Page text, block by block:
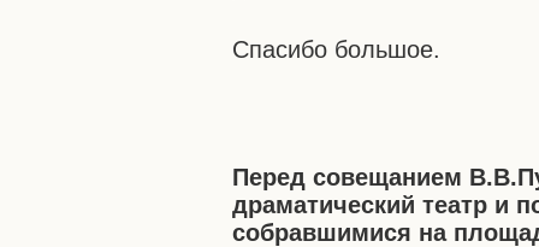
Спасибо большое.
Перед совещанием
драматический театр и
собравшимися на